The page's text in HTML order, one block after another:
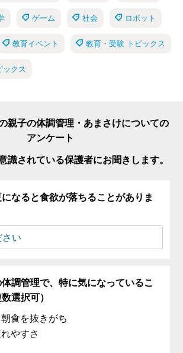
ゲーム 社会 ロボット
教育イベント 教育・受験 トピックス
ックス
親子の体調管理・あまさけについての
アンケート
識されている保護者にお聞きします。
なると食欲が落ちることがありま
調管理で、特に気になっているこ
選択可）
食を抜きがち
やすさ